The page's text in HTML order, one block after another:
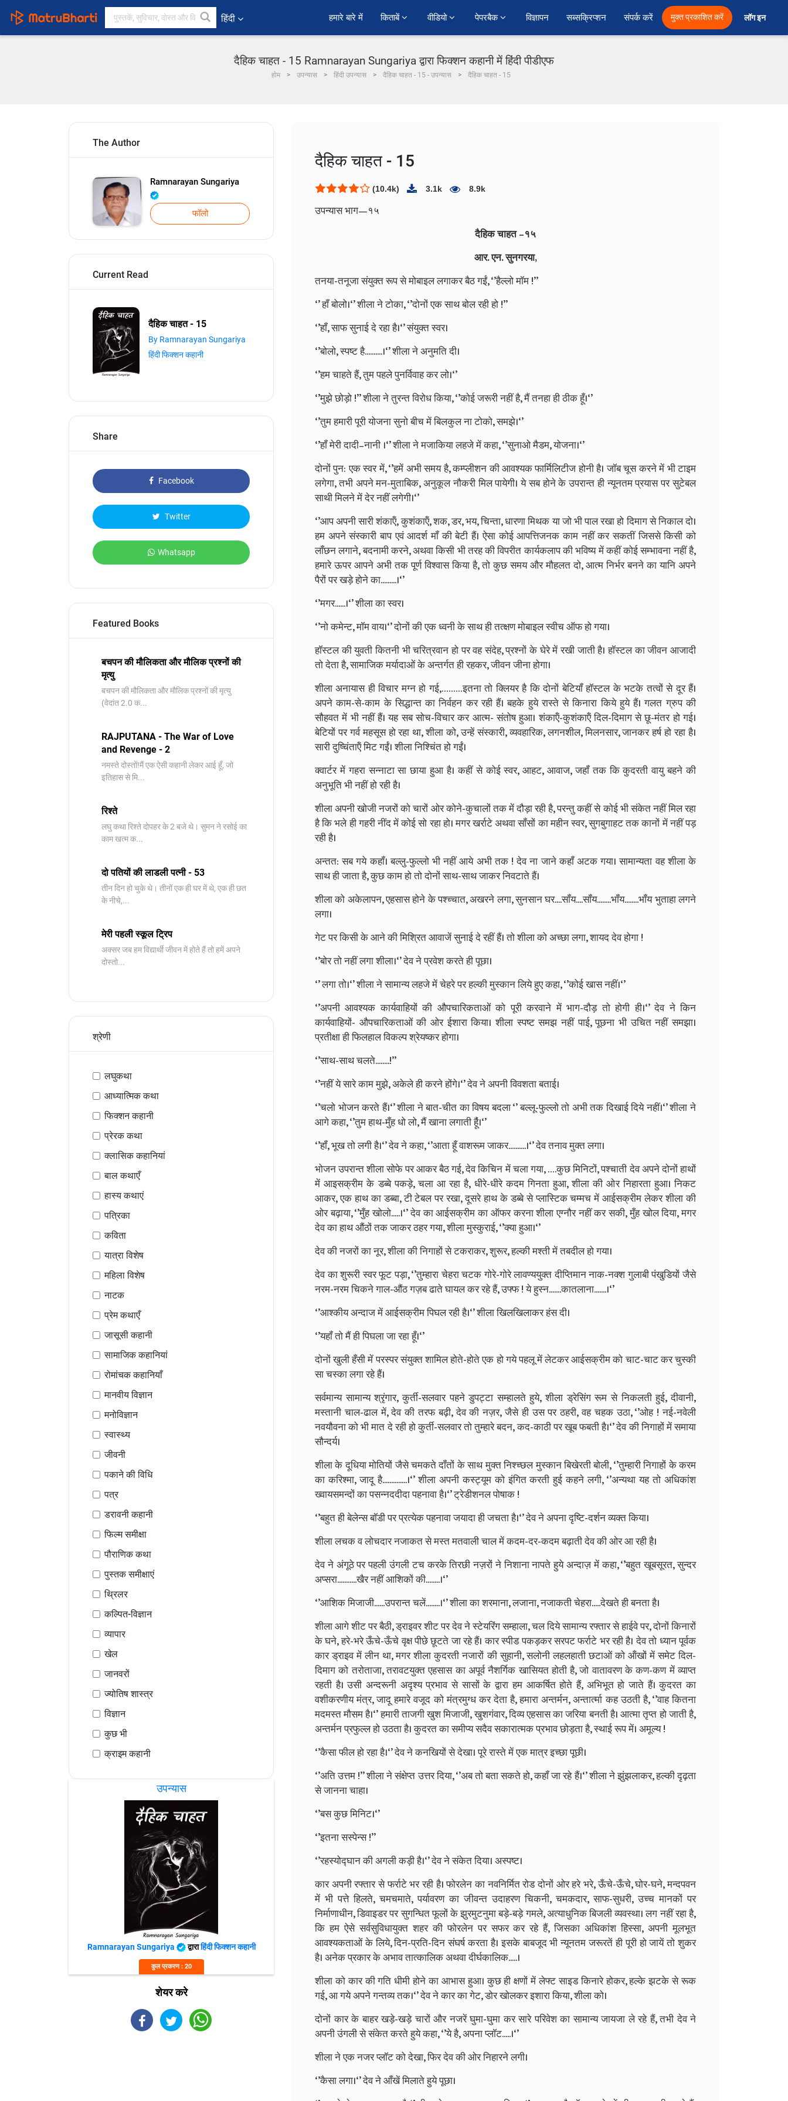
हिंदी हमारे बारे में किताबें वीडियो पेपरबैक विज्ञापन सब्सक्रिप्शन संपर्क करें मुक्त प्रकाशित करें लॉग इन
दैहिक चाहत - 15 Ramnarayan Sungariya द्वारा फिक्शन कहानी में हिंदी पीडीएफ
होम उपन्यास हिंदी उपन्यास दैहिक चाहत - 15 - उपन्यास दैहिक चाहत - 15
The Author
Ramnarayan Sungariya
फॉलो
Current Read
दैहिक चाहत - 15
By Ramnarayan Sungariya
हिंदी फिक्शन कहानी
Share
Facebook
Twitter
Whatsapp
Featured Books
बचपन की मौलिकता और मौलिक प्रश्नों की
मृत्यु
बचपन की मौलिकता और मौलिक प्रश्नों की मृत्यु ​
(वेदांत 2.0 क...
RAJPUTANA - The War of Love
and Revenge - 2
नमस्ते दोस्तों!मैं एक ऐसी कहानी लेकर आई हूँ, जो
इतिहास से मि...
रिश्ते
लघु कथा रिश्ते दोपहर के 2 बजे थे। सुमन ने रसोई का
काम खत्म क...
दो पतियों की लाडली पत्नी - 53
तीन दिन हो चुके थे। तीनों एक ही घर में थे, एक ही छत
के नीचे,...
मेरी पहली स्कूल ट्रिप
अक्सर जब हम विद्यार्थी जीवन में होते हैं तो हमें अपने
दोस्तो...
श्रेणी
लघुकथा
आध्यात्मिक कथा
फिक्शन कहानी
प्रेरक कथा
क्लासिक कहानियां
बाल कथाएँ
हास्य कथाएं
पत्रिका
कविता
यात्रा विशेष
महिला विशेष
नाटक
प्रेम कथाएँ
जासूसी कहानी
सामाजिक कहानियां
रोमांचक कहानियाँ
मानवीय विज्ञान
मनोविज्ञान
स्वास्थ्य
जीवनी
पकाने की विधि
पत्र
डरावनी कहानी
फिल्म समीक्षा
पौराणिक कथा
पुस्तक समीक्षाएं
थ्रिलर
कल्पित-विज्ञान
व्यापार
खेल
जानवरों
ज्योतिष शास्त्र
विज्ञान
कुछ भी
क्राइम कहानी
उपन्यास
Ramnarayan Sungariya द्वाराहिंदी फिक्शन कहानी
कुल प्रकरण : 20
शेयर करे
दैहिक चाहत - 15
(10.4k) 3.1k 8.9k
उपन्‍यास भाग—१५
दैहिक चाहत –१५
आर. एन. सुनगरया,
तनया-तनूजा संयुक्‍त रूप से मोबाइल लगाकर बैठ गईं, ‘’हैल्‍लो मॉम !’’
‘’ हॉं बोलो।‘’ शीला ने टोका, ‘’दोनों एक साथ बोल रही हो !’’
‘’हॉं, साफ सुनाई दे रहा है।‘’ संयुक्‍त स्‍वर।
‘’बोलो, स्‍पष्‍ट है..........।‘’ शीला ने अनुमति दी।
‘’हम चाहते हैं, तुम पहले पुनर्विवाह कर लो।‘’
‘’मुझे छोड़ो !’’ शीला ने तुरन्‍त विरोध किया, ‘’कोई जरूरी नहीं है, मैं तनहा ही ठीक हूँ।‘’
‘’तुम हमारी पूरी योजना सुनो बीच में बिलकुल ना टोको, समझे।‘’
‘’हॉं मेरी दादी–नानी ।‘’ शीला ने मजाकिया लहजे में कहा, ‘’सुनाओ मैडम, योजना।‘’
दोनों पुन: एक स्‍वर में, ‘’हमें अभी समय है, कम्‍प्‍लीशन की आवश्यक फार्मिलिटीज होनी है। जॉब चूस करने में भी टाइम
लगेगा, तभी अपने मन-मुताबिक, अनुकूल नौकरी मिल पायेगी। ये सब होने के उपरान्‍त ही न्‍यूनतम प्रयास पर सुटेबल
साथी मिलने में देर नहीं लगेगी।‘’
‘’आप अपनी सारी शंकाऍं, कुशंकाऍं, शक, डर, भय, चिन्‍ता, धारणा मिथक या जो भी पाल रखा हो दिमाग से निकाल दो।
हम अपने संस्‍कारी बाप एवं आदर्श मॉं की बेटी हैं। ऐसा कोई आपत्तिजनक काम नहीं कर सकतीं जिससे किसी को
लॉंछन लगाने, बदनामी करने, अथवा किसी भी तरह की विपरीत कार्यकलाप की भविष्‍य में कहीं कोई सम्‍भावना नहीं है,
हमारे ऊपर आपने अभी तक पूर्ण विश्‍वास किया है, तो कुछ समय और मौहलत दो, आत्‍म निर्भर बनने का यानि अपने
पैरों पर खड़े होने का.........।‘’
‘’मगर......।‘’ शीला का स्‍वर।
‘’नो कमेन्‍ट, मॉम वाय।‘’ दोनों की एक ध्‍वनी के साथ ही तत्‍क्षण मोबाइल स्‍वीच ऑफ हो गया।
हॉस्‍टल की युवती कितनी भी चरित्रवान हो पर वह संदेह, प्रश्‍नों के घेरे में रखी जाती है। हॉस्‍टल का जीवन आजादी
तो देता है, सामाजिक मर्यादाओं के अन्‍तर्गत ही रहकर, जीवन जीना होगा।
शीला अनायास ही विचार मग्‍न हो गई,………इतना तो क्लियर है कि दोनों बेटियॉं हॉस्‍टल के भटके तत्‍वों से दूर हैं।
अपने काम-से-काम के सिद्धान्‍त का निर्वहन कर रही हैं। बहके हुये रास्‍ते से किनारा किये हुये हैं। गलत ग्रुप की
सौहवत में भी नहीं हैं। यह सब सोच-विचार कर आत्‍म- संतोष हुआ। शंकाऍं-कुशंकाऍं दिल-दिमाग से छू-मंतर हो गई।
बेटियों पर गर्व महसूस हो रहा था, शीला को, उन्‍हें संस्‍कारी, व्‍यवहारिक, लगनशील, मिलनसार, जानकर हर्ष हो रहा है।
सारी दुष्चिंताऍं मिट गईं। शीला निश्चिंत हो गईं।
क्‍वार्टर में गहरा सन्‍नाटा सा छाया हुआ है। कहीं से कोई स्‍वर, आहट, आवाज, जहॉं तक कि कुदरती वायु बहने की
अनुभूति भी नहीं हो रही है।
शीला अपनी खोजी नजरों को चारों ओर कोने-कुचालों तक में दौड़ा रही है, परन्‍तु कहीं से कोई भी संकेत नहीं मिल रहा
है कि भले ही गहरी नींद में कोई सो रहा हो। मगर खर्राटे अथवा सॉंसों का महीन स्‍वर, सुगबुगाहट तक कानों में नहीं पड़
रही है।
अन्‍तत: सब गये कहॉं। बल्‍लु-फुल्‍लो भी नहीं आये अभी तक ! देव ना जाने कहॉं अटक गया। सामान्‍यता वह शीला के
साथ ही जाता है, कुछ काम हो तो दोनों साथ-साथ जाकर निवटाते हैं।
शीला को अकेलापन, एहसास होने के पश्‍च्‍चात, अखरने लगा, सुनसान घर....सॉंय....सॉंय........भॉंय........भॉंय भुताहा लगने
लगा।
गेट पर किसी के आने की मिश्रित आवाजें सुनाई दे रहीं हैं। तो शीला को अच्‍छा लगा, शायद देव होगा !
‘’बोर तो नहीं लगा शीला।‘’ देव ने प्रवेश करते ही पूछा।
‘’ लगा तो।‘’ शीला ने सामान्‍य लहजे में चेहरे पर हल्‍की मुस्‍कान लिये हुए कहा, ‘’कोई खास नहीं।‘’
‘’अपनी आवश्‍यक कार्यवाहियों की औपचारिकताओं को पूरी करवाने में भाग-दौड़ तो होगी ही।‘’ देव ने किन
कार्यवाहियों- औपचारिकताओं की ओर ईशारा किया। शीला स्‍पष्‍ट समझ नहीं पाई, पूछना भी उचित नहीं समझा।
प्रतीक्षा ही फिलहाल विकल्‍प श्रेयष्‍कर होगा।
‘’साथ-साथ चलते........!’’
‘’नहीं ये सारे काम मुझे, अकेले ही करने होंगे।‘’ देव ने अपनी विवशता बताई।
‘’चलो भोजन करते हैं।‘’ शीला ने बात-चीत का विषय बदला ‘’ बल्‍लू-फुल्‍लो तो अभी तक दिखाई दिये नहीं।‘’ शीला ने
आगे कहा, ‘’तुम हाथ-मुँह धो लो, मैं खाना लगाती हैूं।‘’
‘’हॉं, भूख तो लगी है।‘’ देव ने कहा, ‘’आता हूँ वाशरूम जाकर..........।‘’ देव तनाव मुक्‍त लगा।
भोजन उपरान्‍त शीला सोफे पर आकर बैठ गई, देव किचिन में चला गया, ….कुछ मिनिटों, पश्‍चाती देव अपने दोनों हाथों
में आइसक्रीम के डब्‍बे पकड़े, चला आ रहा है, धीरे-धीरे कदम गिनता हुआ, शीला की ओर निहारता हुआ। निकट
आकर, एक हाथ का डब्‍बा, टी टेबल पर रखा, दूसरे हाथ के डब्‍बे से प्‍लास्टिक चम्‍मच में आईसक्रीम लेकर शीला की
ओर बढ़ाया, ‘’मुँह खोलो.....।‘’ देव का आईसक्रीम का ऑफर करना शीला एग्‍नौर नहीं कर सकी, मुँह खोल दिया, मगर
देव का हाथ औंठों तक जाकर ठहर गया, शीला मुस्‍कुराई, ‘’क्‍या हुआ।‘’
देव की नजरों का नूर, शीला की निगाहों से टकराकर, शुरूर, हल्‍की मश्‍ती में तबदील हो गया।
देव का शुरूरी स्‍वर फूट पड़ा, ‘’तुम्‍हारा चेहरा चटक गोरे-गोरे लावण्‍ययुक्‍त दीप्तिमान नाक-नक्‍श गुलाबी पंखुडि़यों जैसे
नरम-नरम चिकने गाल-औंठ गज़ब ढाते घायल कर रहे हैं, उफ्फ ! ये हुस्‍न.......कातलाना.......।‘’
‘’आश्‍कीय अन्‍दाज में आईसक्रीम पिघल रही है।‘’ शीला खिलखिलाकर हंस दी।
‘’यहॉं तो मैं ही पिघला जा रहा हूँ।‘’
दोनों खुली हँसी में परस्‍पर संयुक्‍त शामिल होते-होते एक हो गये पहलू में लेटकर आईसक्रीम को चाट-चाट कर चुस्‍की
सा चस्‍का लगा रहे हैं।
सर्वमान्‍य सामान्‍य श्रृंगार, कुर्ती-सलवार पहने डुपट्टा सम्‍हालते हुये, शीला ड्रेसिंग रूम से निकलती हुई, दीवानी,
मस्‍तानी चाल-ढाल में, देव की तरफ बढ़ी, देव की नज़र, जैसे ही उस पर ठहरी, वह चहक उठा, ‘’ओह ! नई-नवेली
नवयौवना को भी मात दे रही हो कुर्ती-सलवार तो तुम्‍हारे बदन, कद-काठी पर खूब फबती है।‘’ देव की निगाहों में समाया
सौन्‍दर्य।
शीला के दूधिया मोतियों जैसे चमकते दॉंतों के साथ मुक्‍त निश्‍च्‍छल मुस्‍कान बिखेरती बोली, ‘’तुम्‍हारी निगाहों के करम
का करिश्‍मा, जादू है..............।‘’ शीला अपनी कस्‍ट्यूम को इंगित करती हुई कहने लगी, ‘’अन्‍यथा यह तो अधिकांश
ख्‍वायसमन्‍दों का पसन्‍नददीदा पहनावा है।‘’ ट्रेडीशनल पोषाक !
‘’बहुत ही बेलेन्‍स बॉडी पर प्रत्‍येक पहनावा जयादा ही जचता है।‘’ देव ने अपना दृष्टि-दर्शन व्‍य‍क्‍त किया।
शीला लचक व लोचदार नजाकत से मस्‍त मतवाली चाल में कदम-दर-कदम बढ़ाती देव की ओर आ रही है।
देव ने अंगूठे पर पहली उंगली टच करके तिरछी नज़रों ने निशाना नापते हुये अन्‍दाज़ में कहा, ‘’बहुत खूबसूरत, सुन्‍दर
अप्‍सरा...........खैर नहीं आशिकों की........।‘’
‘’आशिक मिजाजी......उपरान्‍त चलें........।‘’ शीला का शरमाना, लजाना, नजाकती चेहरा.....देखते ही बनता है।
शीला आगे शीट पर बैठी, ड्राइवर शीट पर देव ने स्‍टेयरिंग सम्‍हाला, चल दिये सामान्‍य रफ्तार से हाईवे पर, दोनों किनारों
के घने, हरे-भरे ऊँचे-ऊँचे वृक्ष पीछे छूटते जा रहे हैं। कार स्‍पीड पकड़कर सरपट फर्राटे भर रही है। देव तो ध्‍यान पूर्वक
कार ड्राइव में लीन था, मगर शीला कुदरती नजारों की सुहानी, सलोनी लहलहाती छटाओं को ऑंखों में समेट दिल-
दिमाग को तरोताजा, तरावटयुक्‍त एहसास का अपूर्व नैशर्गिक खासियत होती है, जो वातावरण के कण-कण में व्‍याप्‍त
रहती है। उसी अन्‍दरूनी अदृश्‍य प्रभाव से सासों के द्वारा हम आकर्षित होते हैं, अभिभूत हो जाते हैं। कुदरत का
वशीकरणीय मंत्र, जादू हमारे वजूद को मंत्रमुग्‍ध कर देता है, हमारा अन्‍तर्मन, अन्‍तार्त्‍मा कह उठती है, ‘’वाह कितना
मदमस्‍त मौसम है।‘’ हमारी ताजगी खुश मिजाजी, खुशगंवार, दिव्‍य एहसास का जरिया बनती है। आत्‍मा तृप्‍त हो जाती है,
अन्‍तर्मन प्रफुल्‍ल हो उठता है। कुदरत का समीप्‍य सदैव सकारात्‍मक प्रभाव छोड़ता है, स्‍थाई रूप में। अमूल्‍य !
‘’कैसा फील हो रहा है।‘’ देव ने कनखियों से देखा। पूरे रास्‍ते में एक मात्र इच्‍छा पूछी।
‘’अति उत्तम !’’ शीला ने संक्षेप्‍त उत्तर दिया, ‘’अब तो बता सकते हो, कहॉं जा रहे हैं।‘’ शीला ने झुंझलाकर, हल्‍की दृढ़ता
से जानना चाहा।
‘’बस कुछ मिनिट।‘’
‘’इतना सस्‍पेन्‍स !’’
‘’रहस्‍योद्घान की अगली कड़ी है।‘’ देव ने संकेत दिया। अस्‍पष्ट।
कार अपनी रफ्तार से फर्राटे भर रही है। फोरलेन का नवनिर्मित रोड दोनों ओर हरे भरे, ऊँचे-ऊँचे, घोर-घने, मन्‍दपवन
में भी पत्ते हिलते, चमचमाते, पर्यावरण का जीवन्‍त उदाहरण चिकनी, चमकदार, साफ-सुधरी, उच्‍च मानकों पर
निर्माणाधीन, डिवाइडर पर सुगन्धित फूलों के झुरमुटनुमा बड़े-बड़े गमले, अत्‍याधुनिक बिजली व्‍यवस्‍था। लग नहीं रहा है,
कि हम ऐसे सर्वसुविधायुक्‍त शहर की फोरलेन पर सफर कर रहे हैं, जिसका अधिकांश हिस्‍सा, अपनी मूलभूत
आवश्‍यकताओं के लिये, दिन-प्रति-दिन संघर्ष करता है। इसके बाबजूद भी न्‍यूनतम जरूरतें ही पूरी हो जायें तो शुकर
है। अनेक प्रकार के अभाव तात्‍कालिक अथवा दीर्घकालिक.....।
शीला को कार की गति धीमी होने का आभास हुआ। कुछ ही क्षणों में लेफ्ट साइड किनारे होकर, हल्‍के झटके से रूक
गई, आ गये अपने गन्‍तव्‍य तक।‘’ देव ने कार का गेट, डोर खोलकर इशारा किया, शीला को।
दोनों कार के बाहर खड़े-खड़े चारों और नजरें घुमा-घुमा कर सारे परिवेश का सामान्‍य जायजा ले रहे हैं, तभी देव ने
अपनी उंगली से संकेत करते हुये कहा, ‘’ये है, अपना प्‍लॉट.....।‘’
शीला ने एक नजर प्‍लॉट को देखा, फिर देव की ओर निहारने लगी।
‘’कैसा लगा।‘’ देव ने आँखें मिलाते हुये पूछा।